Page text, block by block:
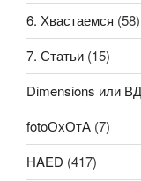
6. Хвастаемся (58)
7. Статьи (15)
Dimensions или
fotoОхОтА (7)
HAED (417)